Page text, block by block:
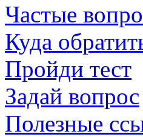
Частые
Куда
Пройди тест
Задай вопрос
Полезные